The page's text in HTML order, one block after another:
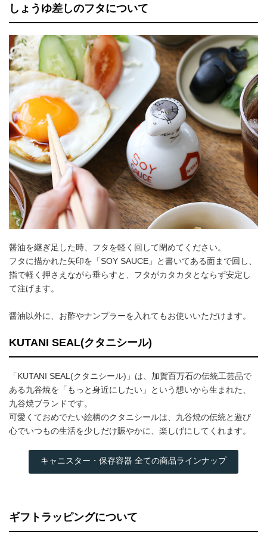
しょうゆ差しのフタについて
醤油を継ぎ足した時、フタを軽く回して閉めてください。
フタに描かれた矢印を「SOY SAUCE」と書いてある面まで回し、
指で軽く押さえながら垂らすと、フタがカタカタとならず安定し
て注げます。
醤油以外に、お酢やナンプラーを入れてもお使いいただけます。
KUTANI SEAL(クタニシール)
「KUTANI SEAL(クタニシール)」は、加賀百万石の伝統工芸品で
ある九谷焼を「もっと身近にしたい」という想いから生まれた、
九谷焼ブランドです。
可愛くておめでたい絵柄のクタニシールは、九谷焼の伝統と遊び
心でいつもの生活を少しだけ賑やかに、楽しげにしてくれます。
キャニスター・保存容器 全ての商品ラインナップ
ギフトラッピングについて